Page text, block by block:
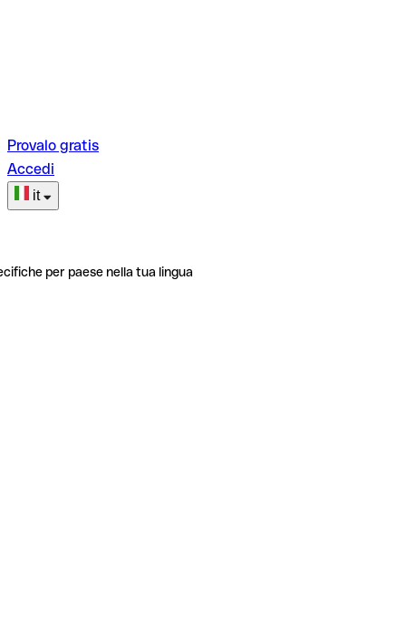
Provalo gratis
Accedi
it
per paese nella tua lingua